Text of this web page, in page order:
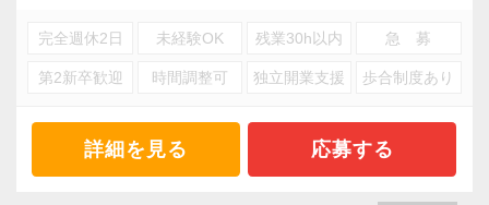
あなたが税務・会計の専門家として築き上げて
きたキャリアを、転職によって捨ててしまうの
当法人でなら培ってきた知見をそのまま活かし
つつ、新しい分野にチャレンジできる環境が整
など、様々な得意分野をもつメンバーと連携し
ことができます。
これまでのキャリアを捨てず、経験を活かしな
がら新しい領域に挑戦できるのは総合型で多く
【ご紹介案件が多数あります！】
お客様、スタッフ、ステークホルダーの笑顔を
大切にします。
※応募には会計求人プラスにご登録が必要で
す。
完全週休2日 未経験OK 残業30h以内 急 募
第2新卒歓迎 時間調整可 独立開業支援 歩合制度あり
詳細を見る 応募する